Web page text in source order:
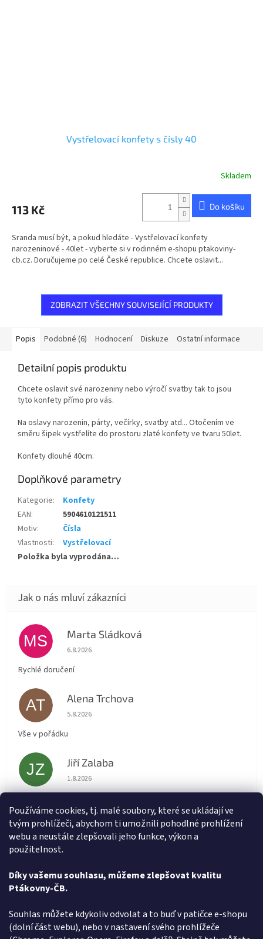
Používáme cookies, tj. malé soubory, které se ukládají ve
tvým prohlížeči, abychom ti umožnili pohodlné prohlížení
webu a neustále zlepšovali jeho funkce, výkon a
použitelnost.
Díky vašemu souhlasu, můžeme zlepšovat kvalitu
Ptákovny-ČB.
Souhlas můžete kdykoliv odvolat a to buď v patičce e-shopu
(dolní část webu), nebo v nastavení svého prohlížeče
Vystřelovací konfety s čísly 40
Skladem
113 Kč Do košíku
Sranda musí být, a pokud hledáte - Vystřelovací konfety
narozeninové - 40let - vyberte si v rodinném e-shopu ptakoviny-
cb.cz. Doručujeme po celé České republice. Chcete oslavit...
ZOBRAZIT VŠECHNY SOUVISEJÍCÍ PRODUKTY
Popis Podobné (6) Hodnocení Diskuze Ostatní informace
Detailní popis produktu
Chcete oslavit své narozeniny nebo výročí svatby tak to jsou
tyto konfety přímo pro vás.
Na oslavy narozenin, párty, večírky, svatby atd... Otočením ve
směru šipek vystřelíte do prostoru zlaté konfety ve tvaru 50let.
Konfety dlouhé 40cm.
Doplňkové parametry
Kategorie:
Konfety
EAN:
5904610121511
Motiv:
Čísla
Vlastnosti:
Vystřelovací
Položka byla vyprodána…
MS Marta Sládková
Hodnocení obchodu je 5 z 5 hvězdiček.
6.8.2026
Rychlé doručení
AT Alena Trchova
Hodnocení obchodu je 5 z 5 hvězdiček.
5.8.2026
Vše v pořádku
JZ Jiří Zalaba
Hodnocení obchodu je 5 z 5 hvězdiček.
1.8.2026
L Lída
Hodnocení obchodu je 5 z 5 hvězdiček.
31.7.2026
Způsob ověřování recenzí